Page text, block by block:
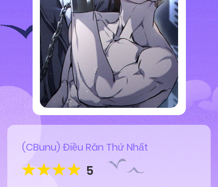
(CBunu) Điều Răn Thứ Nhất
5